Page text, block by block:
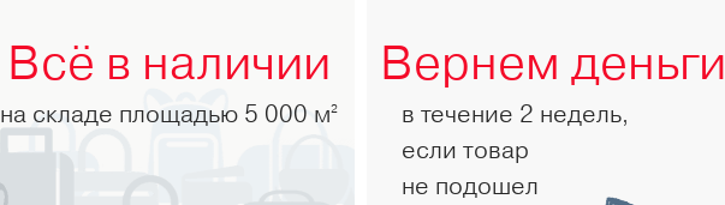
Всё в наличии
на складе площадью 5 000 м2
Вернем деньги
в течение 2 недель,
если товар
не подошел